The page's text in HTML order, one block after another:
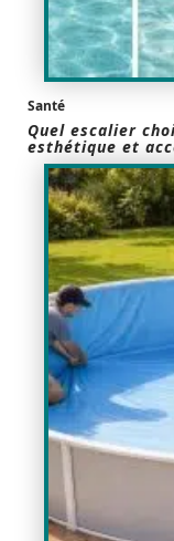
Santé
Quel escalier
esthétique et